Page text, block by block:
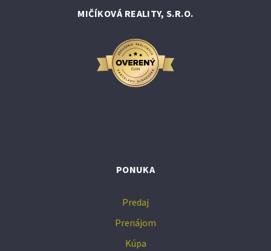
MIČÍKOVÁ REALITY, S.R.O.
PONUKA
Predaj
Prenájom
Kúpa